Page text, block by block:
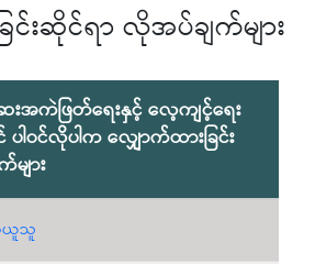
င်းဆိုင်ရာ လိုအပ်ချက်များ
းအကဲဖြတ်ရေးနှင့် လေ့ကျင့်ရေး
ါဝင်လိုပါက လျှောက်ထားခြင်း
ျား
ယူသူ